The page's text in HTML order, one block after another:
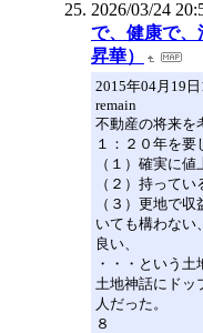
2026/03/24
で、健康で
昇華）
2015年04月19
remain
不動産の将来を
１：２０年を要
（１）確実に値
（２）持ってい
（３）更地で
いても構わない
良い、
・・・という土
土地神話にドッ
人だった。
８